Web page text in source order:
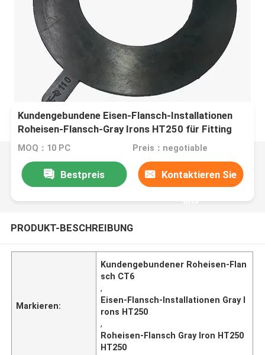
Kundengebundene Eisen-Flansch-Installationen
Roheisen-Flansch-Gray Irons HT250 für Fitting
MOQ：10 PC Preis：negotiable
Bestpreis Kontaktieren Sie
uns
PRODUKT-BESCHREIBUNG
Markieren:
Kundengebundener Roheisen-Flan
sch CT6
,
Eisen-Flansch-Installationen Gray I
rons HT250
,
Roheisen-Flansch Gray Iron HT250
HT250